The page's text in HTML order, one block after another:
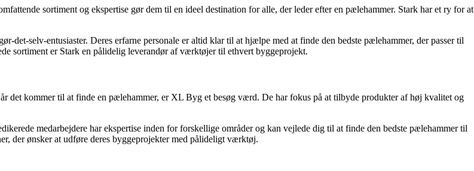
sortiment og ekspertise gør dem til en ideel destination for alle, der leder efter en pælehammer. Stark har et ry for at
det-selv-entusiaster. Deres erfarne personale er altid klar til at hjælpe med at finde den bedste pælehammer, der passer til
sortiment er Stark en pålidelig leverandør af værktøjer til ethvert byggeprojekt.
det kommer til at finde en pælehammer, er XL Byg et besøg værd. De har fokus på at tilbyde produkter af høj kvalitet og
medarbejdere har ekspertise inden for forskellige områder og kan vejlede dig til at finde den bedste pælehammer til
der ønsker at udføre deres byggeprojekter med pålideligt værktøj.